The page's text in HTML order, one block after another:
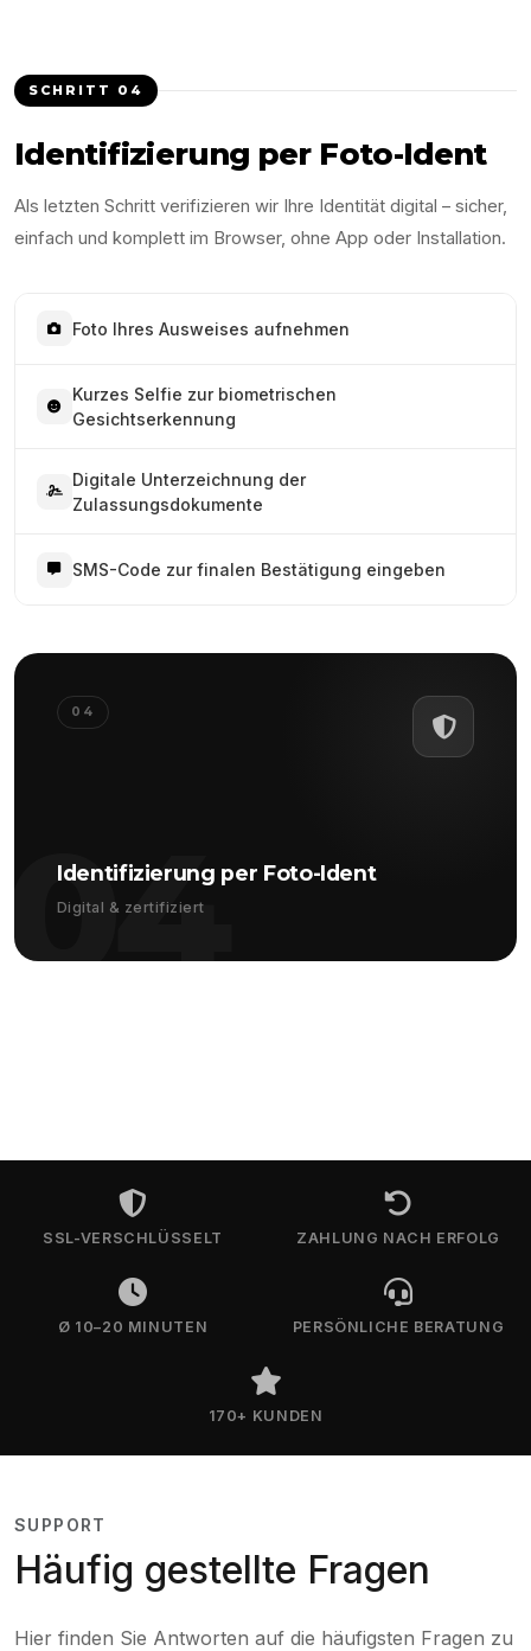
SCHRITT 04
Identifizierung per Foto-Ident
Als letzten Schritt verifizieren wir Ihre Identität digital – sicher,
einfach und komplett im Browser, ohne App oder Installation.
Foto Ihres Ausweises aufnehmen
Kurzes Selfie zur biometrischen
Gesichtserkennung
Digitale Unterzeichnung der
Zulassungsdokumente
SMS-Code zur finalen Bestätigung eingeben
04
04
Identifizierung per Foto-Ident
Digital & zertifiziert
SSL-VERSCHLÜSSELT ZAHLUNG NACH ERFOLG
Ø 10–20 MINUTEN PERSÖNLICHE BERATUNG
170+ KUNDEN
SUPPORT
Häufig gestellte Fragen
Hier finden Sie Antworten auf die häufigsten Fragen zu